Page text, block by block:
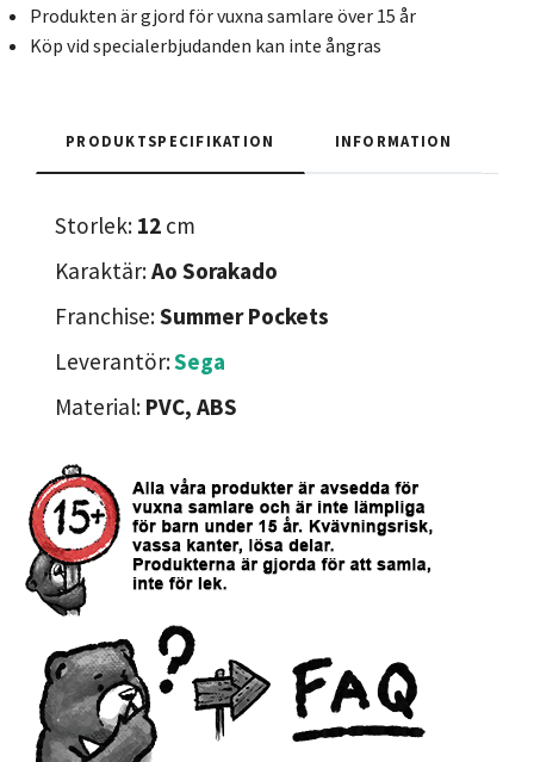
Produkten är gjord för vuxna samlare över 15 år
Köp vid specialerbjudanden kan inte ångras
PRODUKTSPECIFIKATION INFORMATION
Storlek: 12 cm
Karaktär:Ao Sorakado
Franchise:Summer Pockets
Leverantör:Sega
Material: PVC, ABS